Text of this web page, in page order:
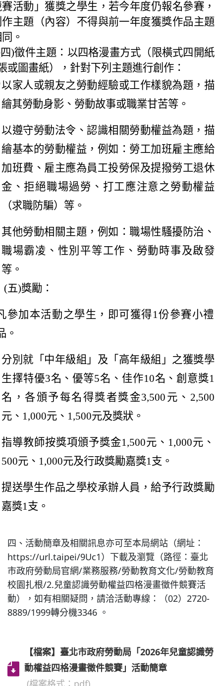
活動」獲獎之學生，若今年度仍報名參賽，
作主題（內容）不得與前一年度獲獎作品主題
。
)徵件主題：以四格漫畫方式（限橫式四開紙
或圖畫紙），針對下列主題進行創作：
以家人或親友之勞動經驗或工作樣貌為題，描
繪其勞動身影、勞動故事或職業甘苦等。
以遵守勞動法令、認識相關勞動權益為題，描
繪基本的勞動權益，例如：勞工加班雇主應給
加班費、雇主應為員工投勞保及提撥勞工退休
金、拒絕職場過勞、打工應注意之勞動權益
（求職防騙）等。
其他勞動相關主題，例如：職場性騷擾防治、
職場霸凌、性別平等工作、勞動時事及啟發
等。
(五)獎勵：
參加本活動之學生，即可獲得1份參賽小禮
。
分別就「中年級組」及「高年級組」之獲獎學
生擇特優3名、優等5名、佳作10名、創意獎1
名，各頒予每名得獎者獎金3,500元、2,500
元、1,000元、1,500元及獎狀。
指導教師按獎項頒予獎金1,500元、1,000元、
500元、1,000元及行政獎勵嘉獎1支。
提送學生作品之學校承辦人員，給予行政獎勵
嘉獎1支。
四、活動簡章及相關訊息亦可至本局網站（網址：
https://url.taipei/9Uc1）下載及瀏覽（路徑：臺北
市政府勞動局官網/業務服務/勞動教育文化/勞動教育
校園扎根/2.兒童認識勞動權益四格漫畫徵件競賽活
動），如有相關疑問，請洽活動專線：（02）2720-
8889/1999轉分機3346 。
【檔案】臺北市政府勞動局「2026年兒童認識勞
動權益四格漫畫徵件競賽」活動簡章